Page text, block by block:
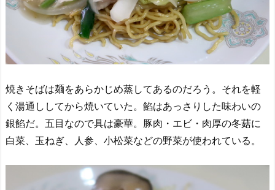
焼きそばは麺をあらかじめ蒸してあるのだろう。それを軽
く湯通ししてから焼いていた。餡はあっさりした味わいの
銀餡だ。五目なので具は豪華。豚肉・エビ・肉厚の冬菇に
白菜、玉ねぎ、人参、小松菜などの野菜が使われている。